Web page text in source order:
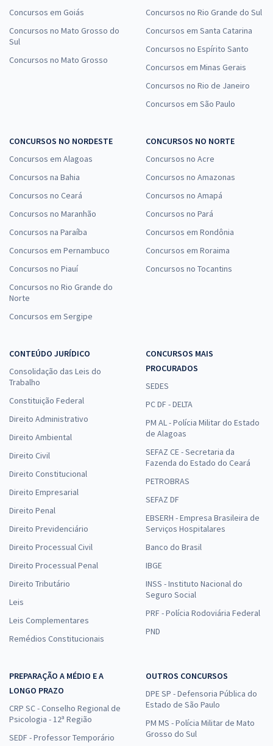
Concursos em Goiás
Concursos no Mato Grosso do
Sul
Concursos no Mato Grosso
Concursos no Rio Grande do Sul
Concursos em Santa Catarina
Concursos no Espírito Santo
Concursos em Minas Gerais
Concursos no Rio de Janeiro
Concursos em São Paulo
CONCURSOS NO NORDESTE
Concursos em Alagoas
Concursos na Bahia
Concursos no Ceará
Concursos no Maranhão
Concursos na Paraíba
Concursos em Pernambuco
Concursos no Piauí
Concursos no Rio Grande do
Norte
Concursos em Sergipe
CONCURSOS NO NORTE
Concursos no Acre
Concursos no Amazonas
Concursos no Amapá
Concursos no Pará
Concursos em Rondônia
Concursos em Roraima
Concursos no Tocantins
CONTEÚDO JURÍDICO
Consolidação das Leis do
Trabalho
Constituição Federal
Direito Administrativo
Direito Ambiental
Direito Civil
Direito Constitucional
Direito Empresarial
Direito Penal
Direito Previdenciário
Direito Processual Civil
Direito Processual Penal
Direito Tributário
Leis
Leis Complementares
Remédios Constitucionais
CONCURSOS MAIS
PROCURADOS
SEDES
PC DF - DELTA
PM AL - Polícia Militar do Estado
de Alagoas
SEFAZ CE - Secretaria da
Fazenda do Estado do Ceará
PETROBRAS
SEFAZ DF
EBSERH - Empresa Brasileira de
Serviços Hospitalares
Banco do Brasil
IBGE
INSS - Instituto Nacional do
Seguro Social
PRF - Polícia Rodoviária Federal
PND
PREPARAÇÃO A MÉDIO E A
LONGO PRAZO
CRP SC - Conselho Regional de
Psicologia - 12ª Região
SEDF - Professor Temporário
OUTROS CONCURSOS
DPE SP - Defensoria Pública do
Estado de São Paulo
PM MS - Polícia Militar de Mato
Grosso do Sul